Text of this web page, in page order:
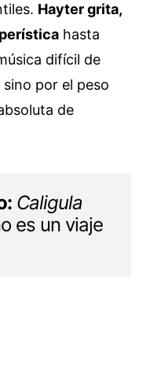
Hayter grita,
hasta
difícil de
por el peso
de
Caligula
es un viaje